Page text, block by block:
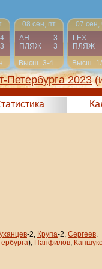
4
3
08 сен, пт
АН
3
ПЛЯЖ
3
Высш 3-4
07 сен,
LEX
ПЛЯЖ
Высш
Петербурга 2023
-2, Крупа-2, Сергеев.
), Панфилов,